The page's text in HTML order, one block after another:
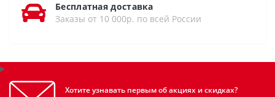
Бесплатная доставка
Заказы от 10 000р. по всей России
Хотите узнавать первым об акциях и скидках?